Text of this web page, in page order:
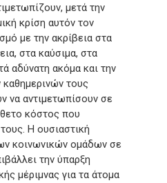
μετά την
κρίση αυτόν τον
με την ακρίβεια στα
στα καύσιμα, στα
αδύνατη ακόμα και την
τους
να αντιμετωπίσουν σε
κόστος που
Η ουσιαστική
κοινωνικών ομάδων σε
την ύπαρξη
μέριμνας για τα άτομα